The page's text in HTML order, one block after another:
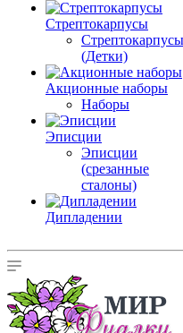
Стрептокарпусы
Стрептокарпусы
(Детки)
Акционные наборы
Наборы
Эписции
Эписции
(срезанные
сталоны)
Дипладении